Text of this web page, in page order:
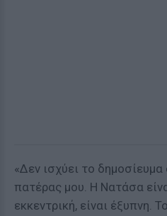
«Δεν ισχύει το δημοσίευμα
πατέρας μου. Η Νατάσα
εκκεντρική, είναι έξυπνη.